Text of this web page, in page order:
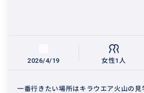
2026/4/19 女性1人
一番行きたい場所はキラウエア火山の見